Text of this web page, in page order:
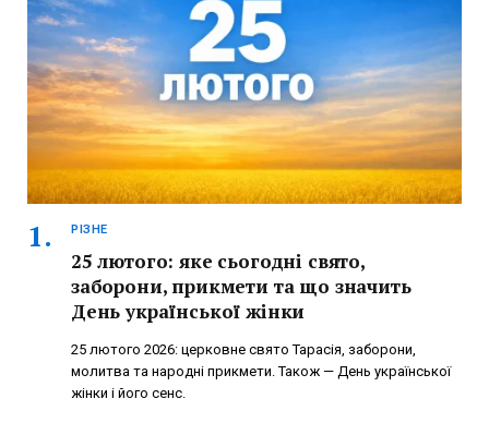
РІЗНЕ
25 лютого: яке сьогодні свято,
заборони, прикмети та що значить
День української жінки
25 лютого 2026: церковне свято Тарасія, заборони,
молитва та народні прикмети. Також — День української
жінки і його сенс.